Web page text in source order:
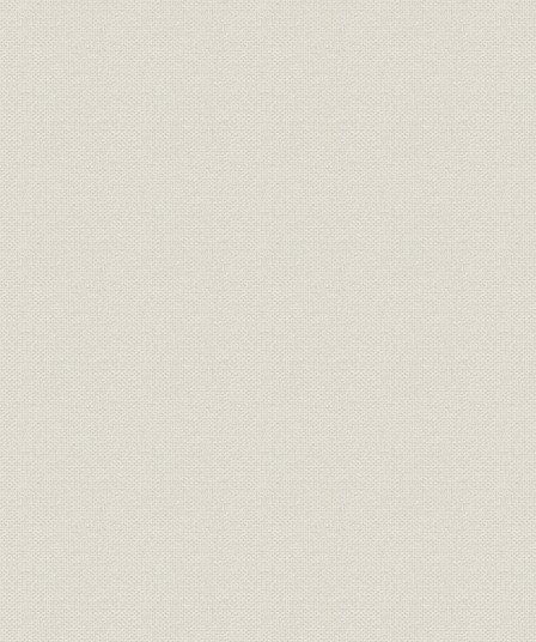
銀行;財務・業績 鳥取県内本店銀行の主要勘定 大正3年
銀行;財務・業績
山陰地方の普通銀行の推移(大正
時代)
大正元年
(1926年)
銀行;財務・業績
山陰地方の普通銀行(専業)の推
移(大正時代)
大正元年
(1926年)
銀行;経営
山陰地方の普通銀行の預金・貸
出金の推移
大正3年
(1919年)
貯蓄;融資
山陰地方6都市の預金・貸出金
状況
大正10年
銀行
山陰地方本店銀行数の異動(大正
時代)
大正元年
(1926年)末